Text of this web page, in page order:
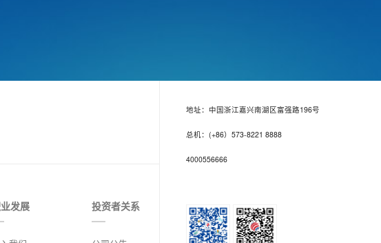
发展 投资者关系
地址：中国浙江嘉兴南湖区富强路196号
总机：(+86）573-8221 8888
4000556666